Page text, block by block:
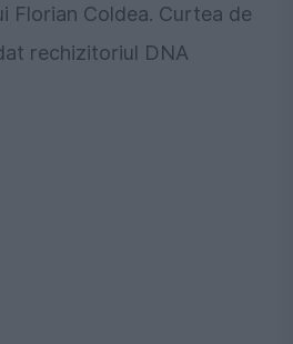
Florian Coldea. Curtea de
rechizitoriul DNA